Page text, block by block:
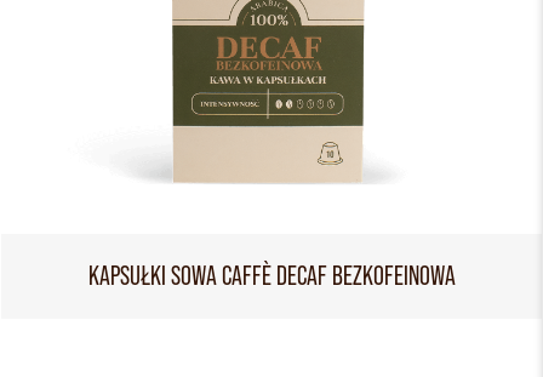
KAPSUŁKI SOWA CAFFÈ DECAF BEZKOFEINOWA